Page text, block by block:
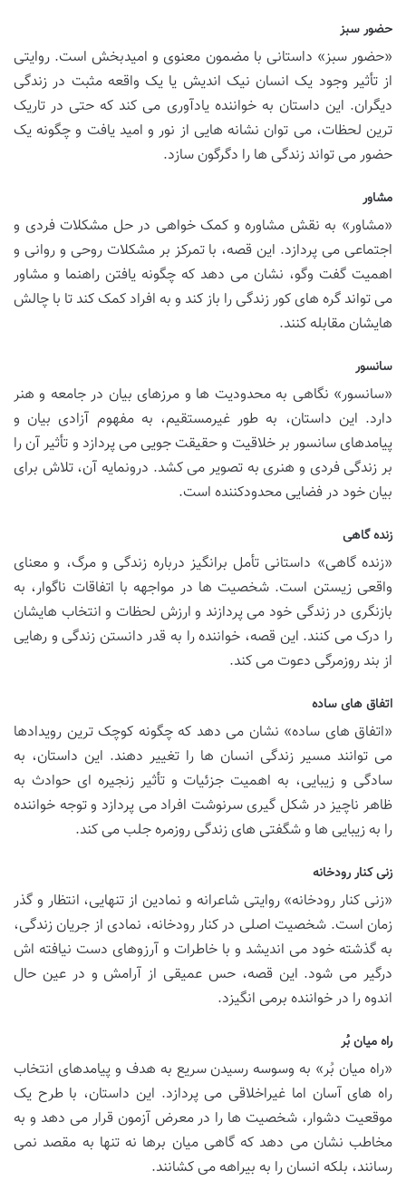
حضور سبز
«حضور سبز» داستانی با مضمون معنوی و امیدبخش است. روایتی
از تأثیر وجود یک انسان نیک اندیش یا یک واقعه مثبت در زندگی
دیگران. این داستان به خواننده یادآوری می کند که حتی در تاریک
ترین لحظات، می توان نشانه هایی از نور و امید یافت و چگونه یک
حضور می تواند زندگی ها را دگرگون سازد.
مشاور
«مشاور» به نقش مشاوره و کمک خواهی در حل مشکلات فردی و
اجتماعی می پردازد. این قصه، با تمرکز بر مشکلات روحی و روانی و
اهمیت گفت وگو، نشان می دهد که چگونه یافتن راهنما و مشاور
می تواند گره های کور زندگی را باز کند و به افراد کمک کند تا با چالش
هایشان مقابله کنند.
سانسور
«سانسور» نگاهی به محدودیت ها و مرزهای بیان در جامعه و هنر
دارد. این داستان، به طور غیرمستقیم، به مفهوم آزادی بیان و
پیامدهای سانسور بر خلاقیت و حقیقت جویی می پردازد و تأثیر آن را
بر زندگی فردی و هنری به تصویر می کشد. درونمایه آن، تلاش برای
بیان خود در فضایی محدودکننده است.
زنده گاهی
«زنده گاهی» داستانی تأمل برانگیز درباره زندگی و مرگ، و معنای
واقعی زیستن است. شخصیت ها در مواجهه با اتفاقات ناگوار، به
بازنگری در زندگی خود می پردازند و ارزش لحظات و انتخاب هایشان
را درک می کنند. این قصه، خواننده را به قدر دانستن زندگی و رهایی
از بند روزمرگی دعوت می کند.
اتفاق های ساده
«اتفاق های ساده» نشان می دهد که چگونه کوچک ترین رویدادها
می توانند مسیر زندگی انسان ها را تغییر دهند. این داستان، به
سادگی و زیبایی، به اهمیت جزئیات و تأثیر زنجیره ای حوادث به
ظاهر ناچیز در شکل گیری سرنوشت افراد می پردازد و توجه خواننده
را به زیبایی ها و شگفتی های زندگی روزمره جلب می کند.
زنی کنار رودخانه
«زنی کنار رودخانه» روایتی شاعرانه و نمادین از تنهایی، انتظار و گذر
زمان است. شخصیت اصلی در کنار رودخانه، نمادی از جریان زندگی،
به گذشته خود می اندیشد و با خاطرات و آرزوهای دست نیافته اش
درگیر می شود. این قصه، حس عمیقی از آرامش و در عین حال
اندوه را در خواننده برمی انگیزد.
راه میان بُر
«راه میان بُر» به وسوسه رسیدن سریع به هدف و پیامدهای انتخاب
راه های آسان اما غیراخلاقی می پردازد. این داستان، با طرح یک
موقعیت دشوار، شخصیت ها را در معرض آزمون قرار می دهد و به
مخاطب نشان می دهد که گاهی میان برها نه تنها به مقصد نمی
رسانند، بلکه انسان را به بیراهه می کشانند.